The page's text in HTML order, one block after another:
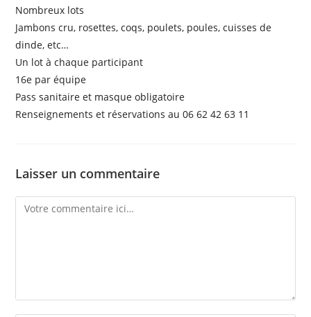
Nombreux lots
Jambons cru, rosettes, coqs, poulets, poules, cuisses de
dinde, etc…
Un lot à chaque participant
16e par équipe
Pass sanitaire et masque obligatoire
Renseignements et réservations au 06 62 42 63 11
Laisser un commentaire